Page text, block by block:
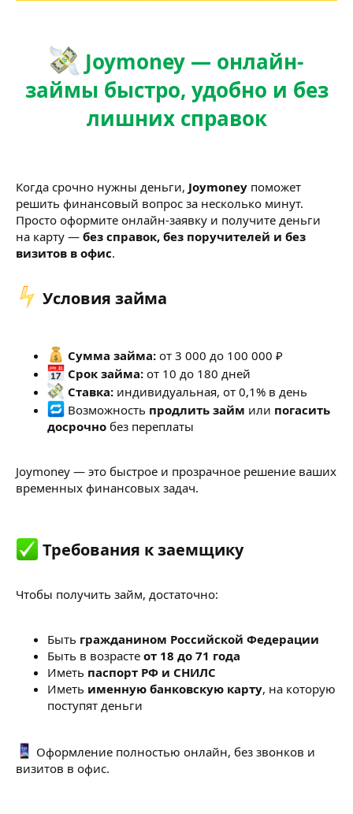
Joymoney — онлайн-
займы быстро, удобно и без
лишних справок
Когда срочно нужны деньги, Joymoney поможет
решить финансовый вопрос за несколько минут.
Просто оформите онлайн-заявку и получите деньги
на карту — без справок, без поручителей и без
визитов в офис.
Условия займа​
Сумма займа: от 3 000 до 100 000 ₽
Срок займа: от 10 до 180 дней
Ставка: индивидуальная, от 0,1% в день
Возможность продлить займ или погасить
досрочно без переплаты
Joymoney — это быстрое и прозрачное решение ваших
временных финансовых задач.
Требования к заемщику​
Чтобы получить займ, достаточно:
Быть гражданином Российской Федерации
Быть в возрасте от 18 до 71 года
Иметь паспорт РФ и СНИЛС
Иметь именную банковскую карту, на которую
поступят деньги
Оформление полностью онлайн, без звонков и
визитов в офис.